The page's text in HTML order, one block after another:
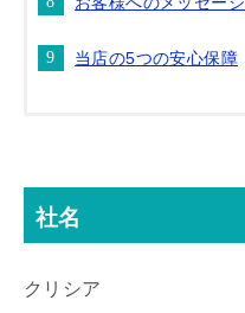
当店の5つの安心保障
社名
クリシア